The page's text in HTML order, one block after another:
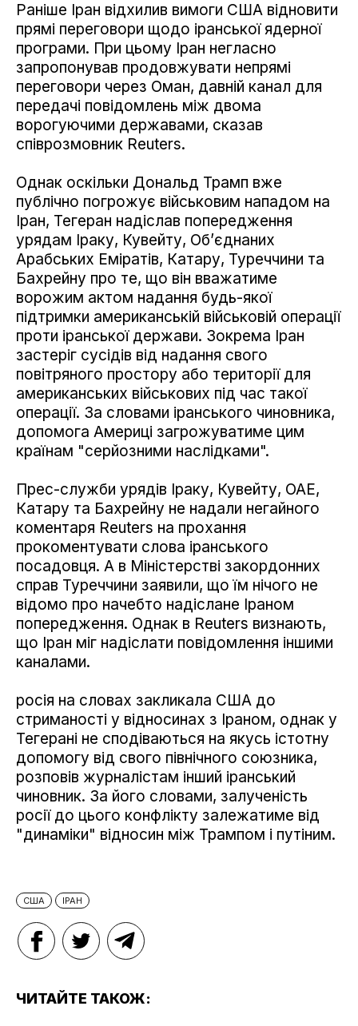
Раніше Іран відхилив вимоги США відновити
прямі переговори щодо іранської ядерної
програми. При цьому Іран негласно
запропонував продовжувати непрямі
переговори через Оман, давній канал для
передачі повідомлень між двома
ворогуючими державами, сказав
співрозмовник Reuters.
Однак оскільки Дональд Трамп вже
публічно погрожує військовим нападом на
Іран, Тегеран надіслав попередження
урядам Іраку, Кувейту, Об’єднаних
Арабських Еміратів, Катару, Туреччини та
Бахрейну про те, що він вважатиме
ворожим актом надання будь-якої
підтримки американській військовій операції
проти іранської держави. Зокрема Іран
застеріг сусідів від надання свого
повітряного простору або території для
американських військових під час такої
операції. За словами іранського чиновника,
допомога Америці загрожуватиме цим
країнам "серйозними наслідками".
Прес-служби урядів Іраку, Кувейту, ОАЕ,
Катару та Бахрейну не надали негайного
коментаря Reuters на прохання
прокоментувати слова іранського
посадовця. А в Міністерстві закордонних
справ Туреччини заявили, що їм нічого не
відомо про начебто надіслане Іраном
попередження. Однак в Reuters визнають,
що Іран міг надіслати повідомлення іншими
каналами.
росія на словах закликала США до
стриманості у відносинах з Іраном, однак у
Тегерані не сподіваються на якусь істотну
допомогу від свого північного союзника,
розповів журналістам інший іранський
чиновник. За його словами, залученість
росії до цього конфлікту залежатиме від
"динаміки" відносин між Трампом і путіним.
США ІРАН
ЧИТАЙТЕ ТАКОЖ: